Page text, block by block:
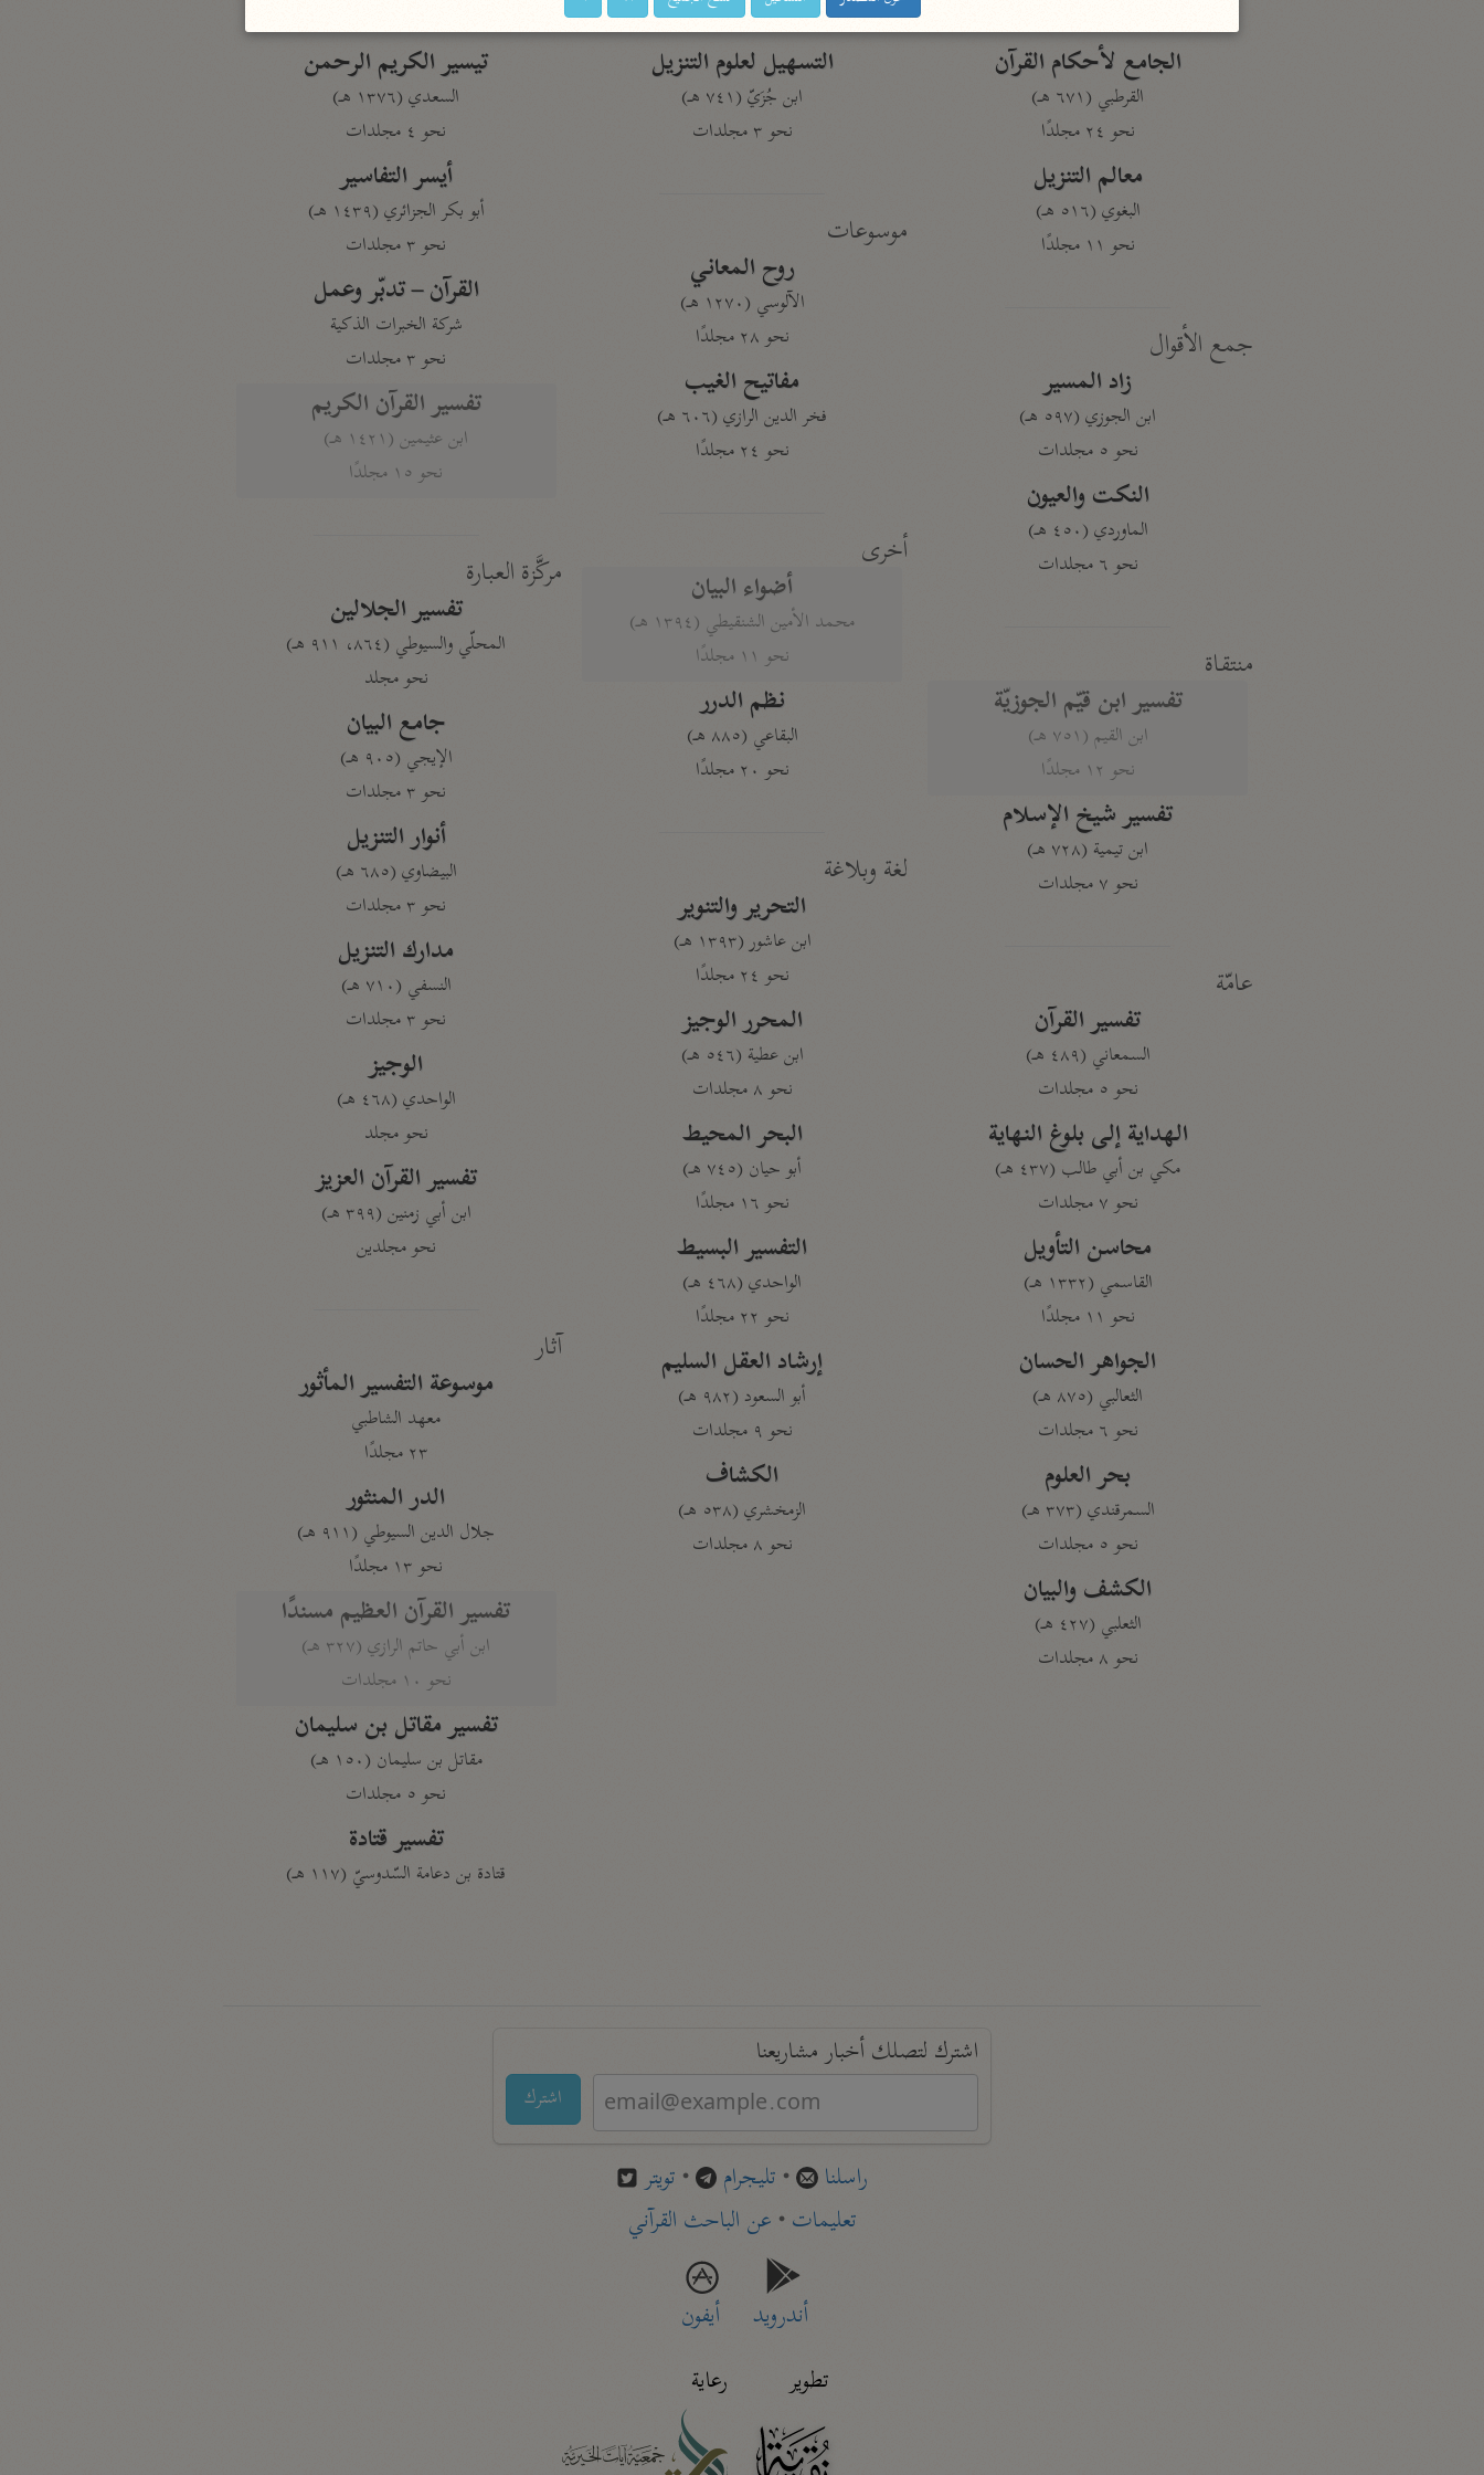
الجامع لأحكام القرآن
القرطبي (٦٧١ هـ)
نحو ٢٤ مجلدًا
معالم التنزيل
البغوي (٥١٦ هـ)
نحو ١١ مجلدًا
جمع الأقوال
زاد المسير
ابن الجوزي (٥٩٧ هـ)
نحو ٥ مجلدات
النكت والعيون
الماوردي (٤٥٠ هـ)
نحو ٦ مجلدات
منتقاة
تفسير ابن قيّم الجوزيّة
ابن القيم (٧٥١ هـ)
نحو ١٢ مجلدًا
تفسير شيخ الإسلام
ابن تيمية (٧٢٨ هـ)
نحو ٧ مجلدات
عامّة
تفسير القرآن
السمعاني (٤٨٩ هـ)
نحو ٥ مجلدات
الهداية إلى بلوغ النهاية
مكي بن أبي طالب (٤٣٧ هـ)
نحو ٧ مجلدات
محاسن التأويل
القاسمي (١٣٣٢ هـ)
نحو ١١ مجلدًا
الجواهر الحسان
الثعالبي (٨٧٥ هـ)
نحو ٦ مجلدات
بحر العلوم
السمرقندي (٣٧٣ هـ)
نحو ٥ مجلدات
الكشف والبيان
الثعلبي (٤٢٧ هـ)
نحو ٨ مجلدات
نحو ١١ مجلدًا
التسهيل لعلوم التنزيل
ابن جُزَيّ (٧٤١ هـ)
نحو ٣ مجلدات
موسوعات
روح المعاني
الآلوسي (١٢٧٠ هـ)
نحو ٢٨ مجلدًا
مفاتيح الغيب
فخر الدين الرازي (٦٠٦ هـ)
نحو ٢٤ مجلدًا
أخرى
أضواء البيان
محمد الأمين الشنقيطي (١٣٩٤ هـ)
نحو ١١ مجلدًا
نظم الدرر
البقاعي (٨٨٥ هـ)
نحو ٢٠ مجلدًا
لغة وبلاغة
التحرير والتنوير
ابن عاشور (١٣٩٣ هـ)
نحو ٢٤ مجلدًا
المحرر الوجيز
ابن عطية (٥٤٦ هـ)
نحو ٨ مجلدات
البحر المحيط
أبو حيان (٧٤٥ هـ)
نحو ١٦ مجلدًا
التفسير البسيط
الواحدي (٤٦٨ هـ)
نحو ٢٢ مجلدًا
إرشاد العقل السليم
أبو السعود (٩٨٢ هـ)
نحو ٩ مجلدات
الكشاف
الزمخشري (٥٣٨ هـ)
نحو ٨ مجلدات
تيسير الكريم الرحمن
السعدي (١٣٧٦ هـ)
نحو ٤ مجلدات
أيسر التفاسير
أبو بكر الجزائري (١٤٣٩ هـ)
نحو ٣ مجلدات
القرآن – تدبّر وعمل
شركة الخبرات الذكية
نحو ٣ مجلدات
تفسير القرآن الكريم
ابن عثيمين (١٤٢١ هـ)
نحو ١٥ مجلدًا
مركَّزة العبارة
تفسير الجلالين
المحلّي والسيوطي (٨٦٤، ٩١١ هـ)
نحو مجلد
جامع البيان
الإيجي (٩٠٥ هـ)
نحو ٣ مجلدات
أنوار التنزيل
البيضاوي (٦٨٥ هـ)
نحو ٣ مجلدات
مدارك التنزيل
النسفي (٧١٠ هـ)
نحو ٣ مجلدات
الوجيز
الواحدي (٤٦٨ هـ)
نحو مجلد
تفسير القرآن العزيز
ابن أبي زمنين (٣٩٩ هـ)
نحو مجلدين
آثار
موسوعة التفسير المأثور
معهد الشاطبي
٢٣ مجلدًا
الدر المنثور
جلال الدين السيوطي (٩١١ هـ)
نحو ١٣ مجلدًا
تفسير القرآن العظيم مسندًا
ابن أبي حاتم الرازي (٣٢٧ هـ)
نحو ١٠ مجلدات
تفسير مقاتل بن سليمان
مقاتل بن سليمان (١٥٠ هـ)
نحو ٥ مجلدات
تفسير قتادة
قتادة بن دعامة السّدوسيّ (١١٧ هـ)
اشترك لتصلك أخبار مشاريعنا
اشترك
راسلنا • تليجرام • تويتر
تعليمات• عن الباحث القرآني
أندرويد
أيفون
تطوير
رعاية